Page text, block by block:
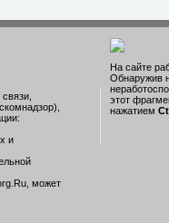
и
может
На сайте
Обнаружив
этот
нажатием